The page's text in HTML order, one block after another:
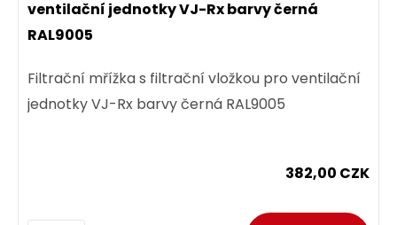
ventilační jednotky VJ-Rx barvy černá
RAL9005
Filtrační mřížka s filtrační vložkou pro ventilační
jednotky VJ-Rx barvy černá RAL9005
382,00 CZK